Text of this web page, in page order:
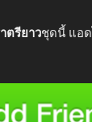
ตรียาวชุดนี้ แอ